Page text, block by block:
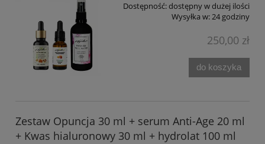
Dostępność:dostępny w dużej ilości
Wysyłka w:24 godziny
250,00 zł
do koszyka
Zestaw Opuncja 30 ml + serum Anti-Age 20 ml
+ Kwas hialuronowy 30 ml + hydrolat 100 ml